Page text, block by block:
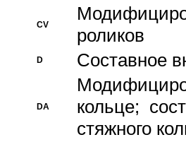
CV
роликов
D Составное
DA
кольце;
стяжного